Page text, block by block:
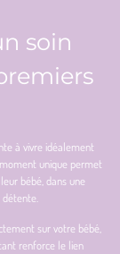
soin
à vivre idéalement
unique permet
bébé, dans une
sur votre bébé,
renforce le lien